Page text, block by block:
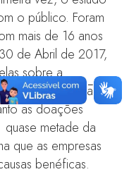
o público. Foram
mais de 16 anos
de Abril de 2017,
sobre a
O principal
as doações
quase metade da
que as empresas
benéficas.